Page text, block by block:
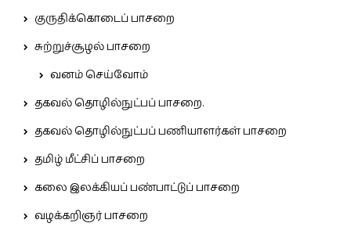
குருதிக்கொடைப் பாசறை
சுற்றுச்சூழல் பாசறை
வனம் செய்வோம்
தகவல் தொழில்நுட்பப் பாசறை.
தகவல் தொழில்நுட்பப் பணியாளர்கள் பாசறை
தமிழ் மீட்சிப் பாசறை
கலை இலக்கியப் பண்பாட்டுப் பாசறை
வழக்கறிஞர் பாசறை